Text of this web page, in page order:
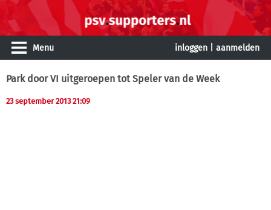
Menu inloggen aanmelden
Park door VI uitgeroepen tot Speler van de Week
23 september 2013 21:09